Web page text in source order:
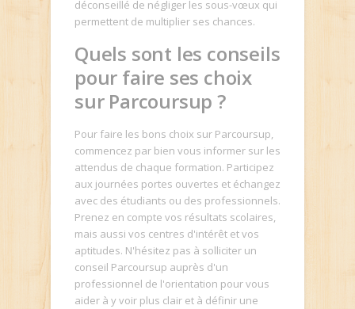
déconseillé de négliger les sous-vœux qui
permettent de multiplier ses chances.
Quels sont les conseils
pour faire ses choix
sur Parcoursup ?
Pour faire les bons choix sur Parcoursup,
commencez par bien vous informer sur les
attendus de chaque formation. Participez
aux journées portes ouvertes et échangez
avec des étudiants ou des professionnels.
Prenez en compte vos résultats scolaires,
mais aussi vos centres d'intérêt et vos
aptitudes. N'hésitez pas à solliciter un
conseil Parcoursup auprès d'un
professionnel de l'orientation pour vous
aider à y voir plus clair et à définir une